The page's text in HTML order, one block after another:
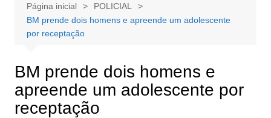
Página inicial
POLICIAL
BM prende dois homens e apreende um adolescente
por receptação
BM prende dois homens e
apreende um adolescente por
receptação